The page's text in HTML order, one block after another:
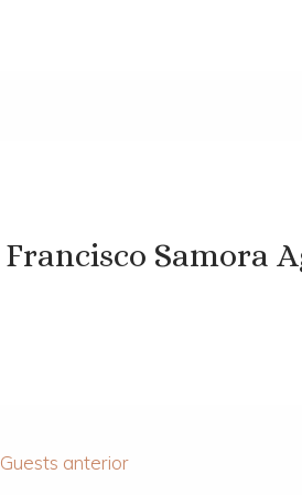
Francisco Samora
Guests anterior